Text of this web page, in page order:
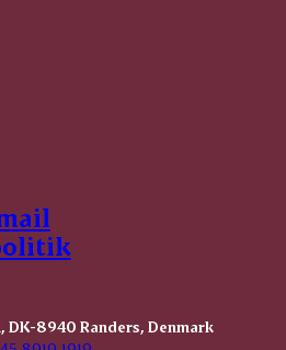
DK-8940 Randers, Denmark